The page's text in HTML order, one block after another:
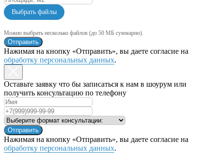
Выбрать файлы
Можно выбрать несколько файлов (до 50 МБ суммарно).
Отправить
Нажимая на кнопку «Отправить», вы даете согласие на
обработку персональных данных.
Оставьте заявку что бы записаться к нам в шоурум или
получить консультацию по телефону
Отправить
Нажимая на кнопку «Отправить», вы даете согласие на
обработку персональных данных.